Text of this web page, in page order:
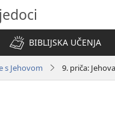
BIBLIJSKA UČENJA
s Jehovom 9. priča: